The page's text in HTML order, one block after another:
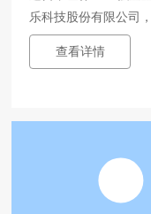
乐科技股份有限公司
查看详情